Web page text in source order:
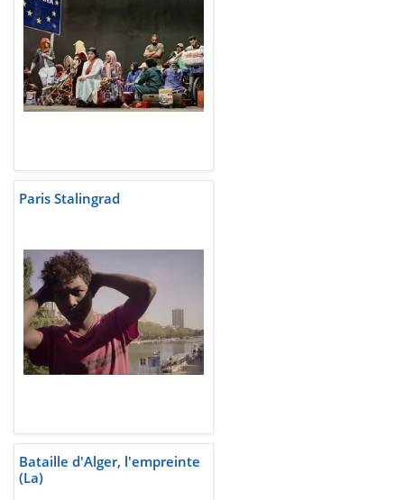
Paris Stalingrad
Bataille d'Alger, l'empreinte
(La)